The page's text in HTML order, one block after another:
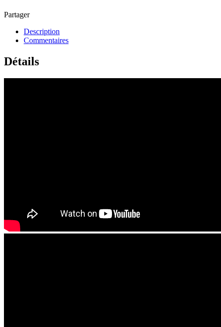
Partager
Description
Commentaires
Détails